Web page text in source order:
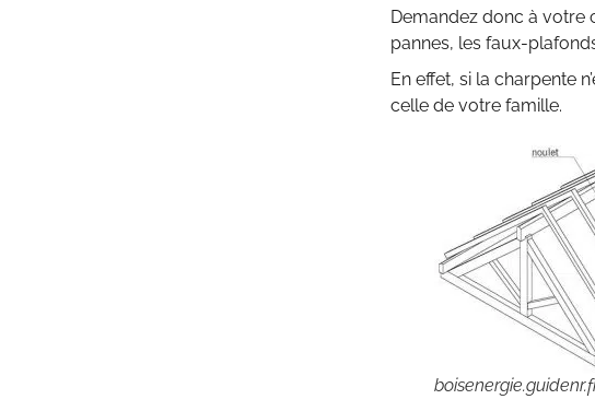
Demandez donc à votre
pannes, les faux-
En effet, si la charpente
celle de votre famille.